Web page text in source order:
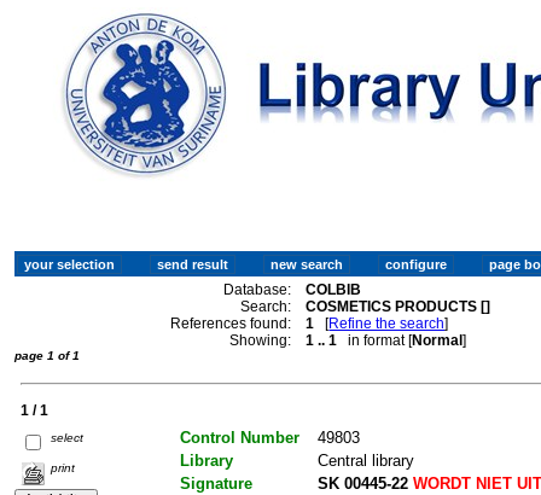
Database:
COLBIB
Search:
COSMETICS PRODUCTS []
References found:
1 [Refine the search]
Showing:
1 .. 1 in format [Normal]
page 1 of 1
1 / 1
select
print
Control Number
49803
Library
Central library
Signature
SK 00445-22WORDT NIET